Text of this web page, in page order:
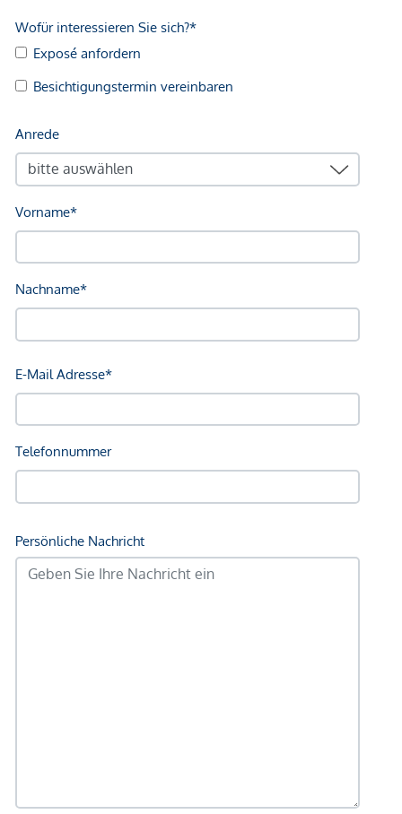
Kinder & Schulen
Kindergarten <1.500m
Höhere Schule <3.000m
Nahversorgung
Supermarkt <500m
Bäckerei <500m
Sonstige
Bank <500m
Verkehr
Bus <500m
U-Bahn <500m
Straßenbahn <2.000m
Autobahnanschluss <500m
unverbindliche Vorabinformationen sind und daher ohne